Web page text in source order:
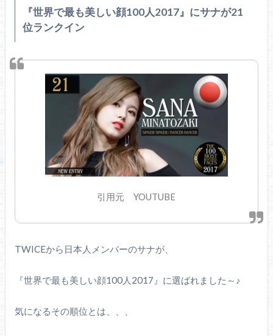
『世界で最も美しい顔100人2017』にサナが21
位ランクイン
引用元 YOUTUBE
TWICEから日本人メンバーのサナが、
『世界で最も美しい顔100人2017』に選ばれました～♪
気になるその順位とは、、、